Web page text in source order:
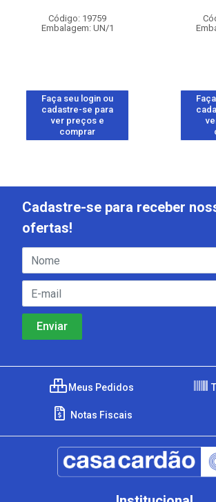
Código: 19759
Embalagem: UN/1
Faça seu login ou
cadastre-se para
ver preços e
comprar
Cadastre-se para receber
ofertas!
Meus Pedidos
Notas Fiscais